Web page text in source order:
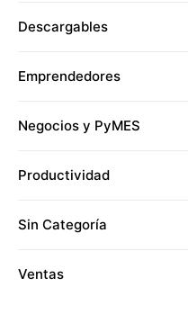
Descargables
Emprendedores
Negocios y PyMES
Productividad
Sin Categoría
Ventas